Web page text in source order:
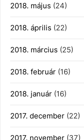
2018. május (24)
2018. április (22)
2018. március (25)
2018. február (16)
2018. január (16)
2017. december (22)
2017. november (37)